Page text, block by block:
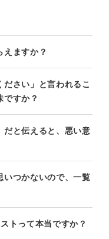
えますか？
さい」と言われるこ
ですか？
だと伝えると、悪い意
いつかないので、一覧
トって本当ですか？